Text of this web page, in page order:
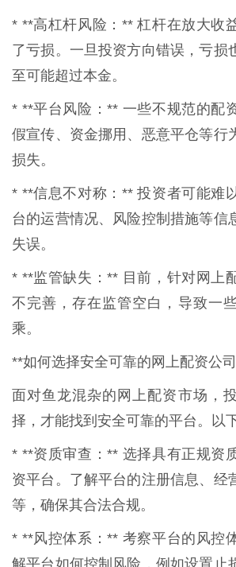
* **高杠杆风险：** 杠杆在放大收
了亏损。一旦投资方向错误，亏损
至可能超过本金。
* **平台风险：** 一些不规范的配
假宣传、资金挪用、恶意平仓等行
损失。
* **信息不对称：** 投资者可能难
台的运营情况、风险控制措施等信
失误。
* **监管缺失：** 目前，针对网上
不完善，存在监管空白，导致一
乘。
**如何选择安全可靠的网上配资公
面对鱼龙混杂的网上配资市场，
择，才能找到安全可靠的平台。以
* **资质审查：** 选择具有正规资
资平台。了解平台的注册信息、经
等，确保其合法合规。
* **风控体系：** 考察平台的风控
解平台如何控制风险，例如设置止